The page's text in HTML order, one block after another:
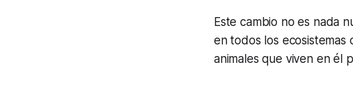
Este cambio no es nada
en todos los ecosistemas
animales que viven en él